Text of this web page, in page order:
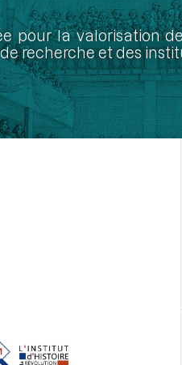
pour la valorisation
recherche et des